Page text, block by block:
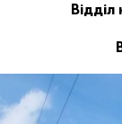
Відділ